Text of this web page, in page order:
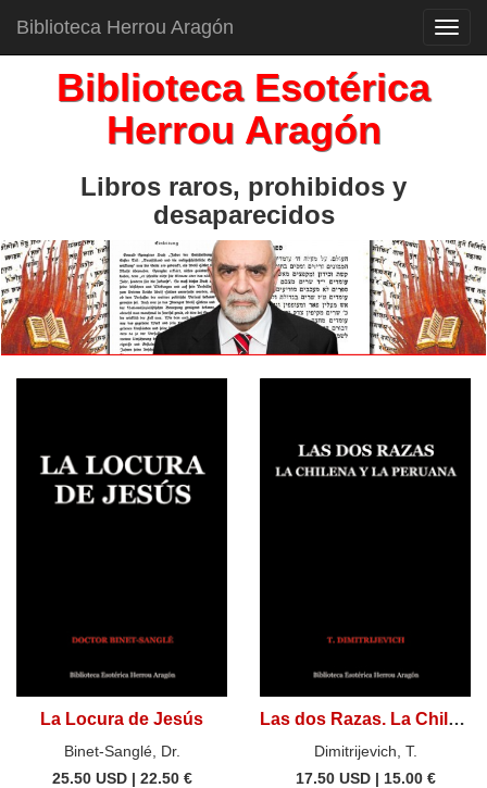
Biblioteca Herrou Aragón
Biblioteca Esotérica
Herrou Aragón
Libros raros, prohibidos y
desaparecidos
La Locura de Jesús
Binet-Sanglé, Dr.
25.50 USD | 22.50 €
Las dos Razas. La Chilena y la Peruana
Dimitrijevich, T.
17.50 USD | 15.00 €